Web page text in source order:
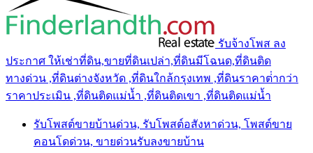
รับจ้างโพส ลง
ประกาศ ให้เช่าที่ดิน,ขายที่ดินเปล่า,ที่ดินมีโฉนด,ที่ดินติด
ทางด่วน ,ที่ดินต่างจังหวัด ,ที่ดินใกล้กรุงเทพ ,ที่ดินราคาต่ํากว่า
ราคาประเมิน ,ที่ดินติดแม่น้ำ ,ที่ดินติดเขา ,ที่ดินติดแม่น้ำ
รับโพสต์ขายบ้านด่วน, รับโพสต์อสังหาด่วน, โพสต์ขาย
คอนโดด่วน, ขายด่วนรับลงขายบ้าน